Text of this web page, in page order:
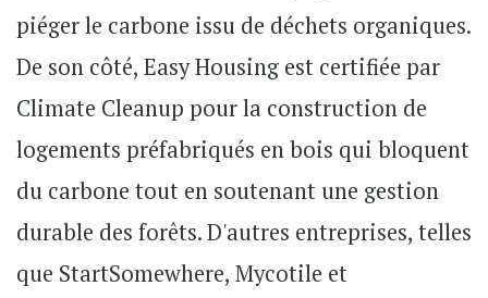
piéger le carbone issu de déchets organiques.
De son côté, Easy Housing est certifiée par
Climate Cleanup pour la construction de
logements préfabriqués en bois qui bloquent
du carbone tout en soutenant une gestion
durable des forêts. D'autres entreprises, telles
que StartSomewhere, Mycotile et